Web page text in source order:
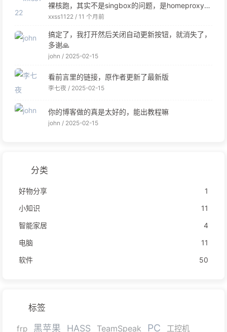
裸核跑，其实不是singbox的问题，是homeproxy的
问题。 我也是试过之后转回了clash.meta
xxss1122 / 11 个月前
搞定了，我打开然后关闭自动更新按钮，就消失了，
多谢🙏
john / 2025-02-15
看前言里的链接，原作者更新了最新版
李七夜 / 2025-02-15
你的博客做的真是太好的，能出教程嘛
john / 2025-02-15
分类
好物分享
1
小知识
11
智能家居
4
电脑
11
软件
50
标签
frp 黑苹果 HASS TeamSpeak PC 工控机